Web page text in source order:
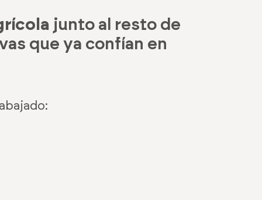
junto al resto de
que ya confían en